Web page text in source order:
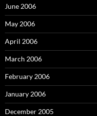
June 2006
May 2006
April 2006
March 2006
February 2006
January 2006
December 2005